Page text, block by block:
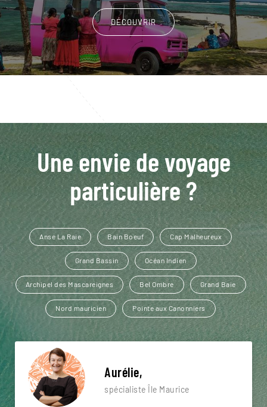
DÉCOUVRIR
Une envie de voyage
particulière ?
Anse La Raie Bain Boeuf Cap Malheureux
Grand Bassin Océan Indien
Archipel des Mascareignes Bel Ombre Grand Baie
Nord mauricien Pointe aux Canonniers
Aurélie,
spécialiste Île Maurice